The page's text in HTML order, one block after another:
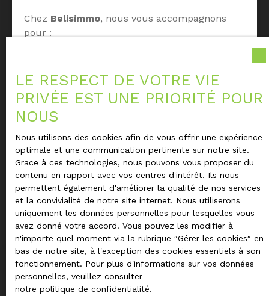
Chez Belisimmo, nous vous accompagnons
pour :
Sélectionner les
biens neufs ou anciens
plus rentables
Monter votre projet avec clarté, sécurité et
performance
Contactez-nous pour une étude
personnalisée gratuitede votre projet
d’investissement en 2025.
Nous contacter
LE RESPECT DE VOTRE VIE
PRIVÉE EST UNE PRIORITÉ POUR
NOUS
Nous utilisons des cookies afin de vous offrir une expérience
optimale et une communication pertinente sur notre site.
Grace à ces technologies, nous pouvons vous proposer du
contenu en rapport avec vos centres d'intérêt. Ils nous
permettent également d'améliorer la qualité de nos services
et la convivialité de notre site internet. Nous utiliserons
uniquement les données personnelles pour lesquelles vous
avez donné votre accord. Vous pouvez les modifier à
n'importe quel moment via la rubrique ″Gérer les cookies″ en
bas de notre site, à l'exception des cookies essentiels à son
fonctionnement. Pour plus d'informations sur vos données
personnelles, veuillez consulter
notre politique de confidentialité.